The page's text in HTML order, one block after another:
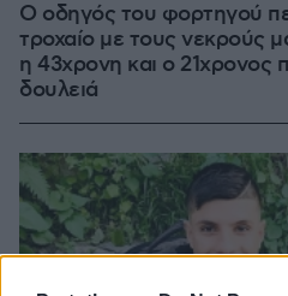
Ο οδηγός του φορτηγού
τροχαίο με τους νεκρούς
η 43χρονη και ο 21χρονος
δουλειά